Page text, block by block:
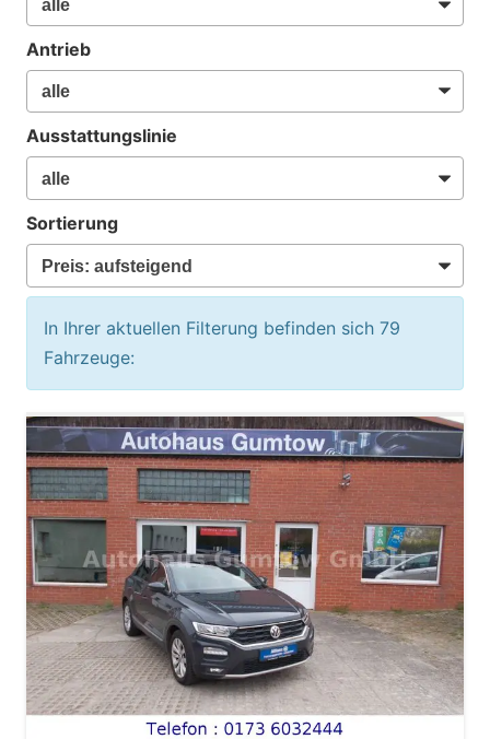
Antrieb
Ausstattungslinie
Sortierung
In Ihrer aktuellen Filterung befinden sich 79
Fahrzeuge: